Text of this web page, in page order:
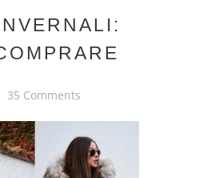
35 Comments